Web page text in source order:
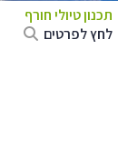
תכנון טיולי חורף
לחץ לפרטים